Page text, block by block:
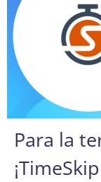
Para la